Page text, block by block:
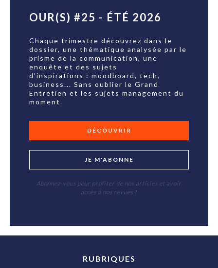
OUR(S) #25 - ÉTÉ 2026
Chaque trimestre découvrez dans le
dossier, une thématique analysée par le
prisme de la communication, une
enquête et des sujets
d'inspirations : moodboard, tech,
business... Sans oublier le Grand
Entretien et les sujets management du
moment.
DÉCOUVRIR
JE M'ABONNE
Abonnez-vous pour profiter de nos articles et avoir
accès à nos revues !
RUBRIQUES